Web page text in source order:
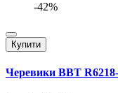
-42%
Купити
Черевики BBT